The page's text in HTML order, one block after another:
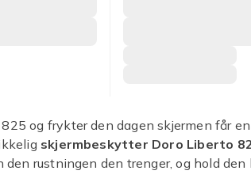
og frykter den dagen skjermen får
skjermbeskytter Doro Liberto
den rustningen den trenger, og hold